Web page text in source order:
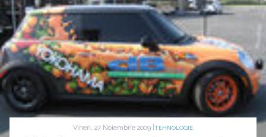
Vineri, 27 Noiembrie 2009 | TEHNOLOGIE